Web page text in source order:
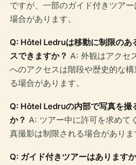
ですが、一部のガイド付きツア
場合があります。
Q: Hôtel Ledruは移動に制限のあ
スできますか？ A: 外観はアクセ
へのアクセスは階段や歴史的な
る場合があります。
Q: Hôtel Ledruの内部で写真を撮
か？ A: ツアー中に許可を求めて
真撮影は制限される場合がありま
Q: ガイド付きツアーはあります